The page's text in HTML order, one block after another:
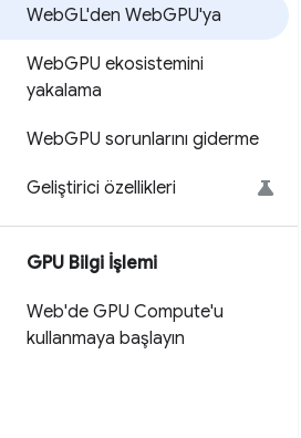
WebGL'den WebGPU'ya
WebGPU ekosistemini
yakalama
WebGPU sorunlarını giderme
Geliştirici özellikleri
GPU Bilgi İşlemi
Web'de GPU Compute'u
kullanmaya başlayın